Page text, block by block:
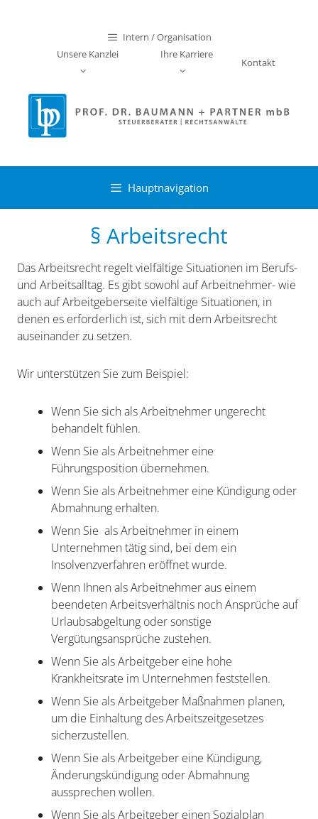
Intern / Organisation
Unsere Kanzlei
Ihre Karriere
Kontakt
Hauptnavigation
§ Arbeitsrecht
Das Arbeitsrecht regelt vielfältige Situationen im Berufs-
und Arbeitsalltag. Es gibt sowohl auf Arbeitnehmer- wie
auch auf Arbeitgeberseite vielfältige Situationen, in
denen es erforderlich ist, sich mit dem Arbeitsrecht
auseinander zu setzen.
Wir unterstützen Sie zum Beispiel:
Wenn Sie sich als Arbeitnehmer ungerecht
behandelt fühlen.
Wenn Sie als Arbeitnehmer eine
Führungsposition übernehmen.
Wenn Sie als Arbeitnehmer eine Kündigung oder
Abmahnung erhalten.
Wenn Sie als Arbeitnehmer in einem
Unternehmen tätig sind, bei dem ein
Insolvenzverfahren eröffnet wurde.
Wenn Ihnen als Arbeitnehmer aus einem
beendeten Arbeitsverhältnis noch Ansprüche auf
Urlaubsabgeltung oder sonstige
Vergütungsansprüche zustehen.
Wenn Sie als Arbeitgeber eine hohe
Krankheitsrate im Unternehmen feststellen.
Wenn Sie als Arbeitgeber Maßnahmen planen,
um die Einhaltung des Arbeitszeitgesetzes
sicherzustellen.
Wenn Sie als Arbeitgeber eine Kündigung,
Änderungskündigung oder Abmahnung
aussprechen wollen.
Wenn Sie als Arbeitgeber einen Sozialplan